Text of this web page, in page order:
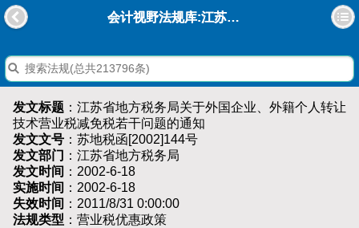
会计视野法规库:江苏省地方税务局关于外国企业、外籍个人转让技术营业税减免税若干问题的通知
发文标题 ：江苏省地方税务局关于外国企业、外籍个人转让
技术营业税减免税若干问题的通知
发文文号 ：苏地税函[2002]144号
发文部门 ：江苏省地方税务局
发文时间 ：2002-6-18
实施时间 ：2002-6-18
失效时间 ：2011/8/31 0:00:00
法规类型 ：营业税优惠政策